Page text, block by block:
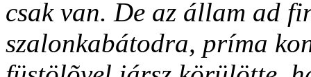
csak van. De az állam ad
szalonkabátodra, príma